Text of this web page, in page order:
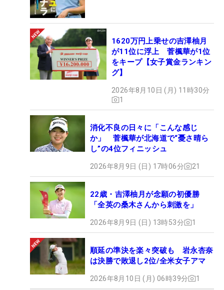
1620万円上乗せの吉澤柚月
が11位に浮上 菅楓華が1位
をキープ【女子賞金ランキン
グ】
2026年8月10日 (月) 11時30分
1
消化不良の日々に「こんな感じ
か」 菅楓華が北海道で“憂さ晴ら
し”の4位フィニッシュ
2026年8月9日 (日) 17時06分 21
22歳・吉澤柚月が念願の初優勝
「全英の桑木さんから刺激を」
2026年8月9日 (日) 13時53分 1
順延の準決を楽々突破も 岩永杏奈
は決勝で敗退し2位/全米女子アマ
2026年8月10日 (月) 06時39分 1